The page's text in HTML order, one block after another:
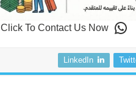
Click To Contact Us Now
LinkedIn